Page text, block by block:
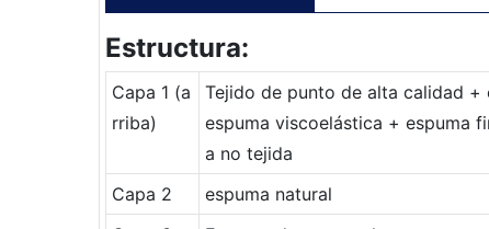
Estructura:
Capa 1 (a
rriba)
Tejido de punto de alta calidad +
espuma viscoelástica + espuma
a no tejida
Capa 2
espuma natural